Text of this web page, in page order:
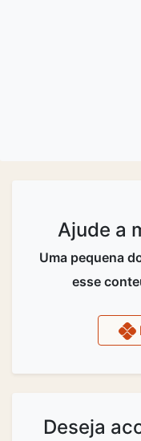
Ajude a
Uma pequena
esse
Deseja